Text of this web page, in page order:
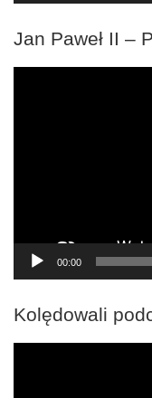
Jan Paweł II –
00:00
Kolędowali